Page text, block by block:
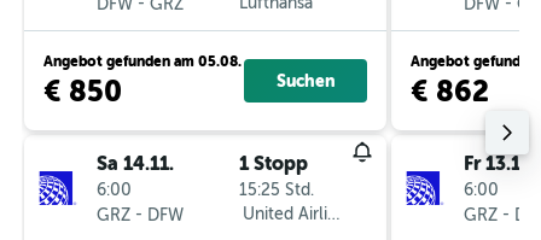
DFW
GRZ
Angebot gefunden am 05.08.
€ 850 Suchen
Sa 14.11.
6:00
GRZ - DFW
1 Stopp
15:25 Std.
United Airlines
DFW
Angebot gefunden
€ 862
Fr 13.11.
6:00
GRZ -